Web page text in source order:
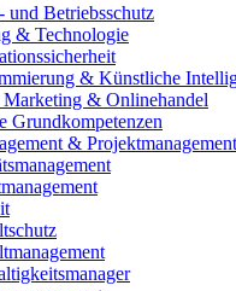
und Betriebsschutz
& Technologie
& Künstliche
& Onlinehandel
Grundkompetenzen
& Projektmanagement